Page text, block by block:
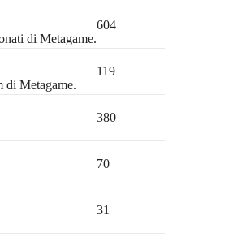
di Metagame.
604
di Metagame.
119
380
70
31